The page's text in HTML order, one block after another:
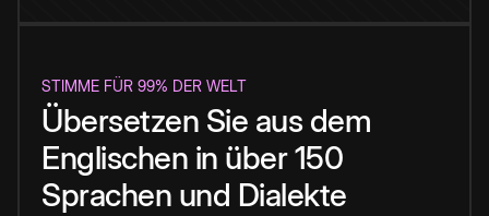
STIMME FÜR 99% DER WELT
Übersetzen Sie aus dem
Englischen in über 150
Sprachen und Dialekte